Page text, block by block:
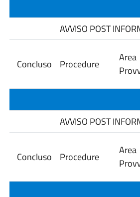
AVVISO POST
Concluso Procedure
Area
AVVISO POST
Concluso Procedure
Area